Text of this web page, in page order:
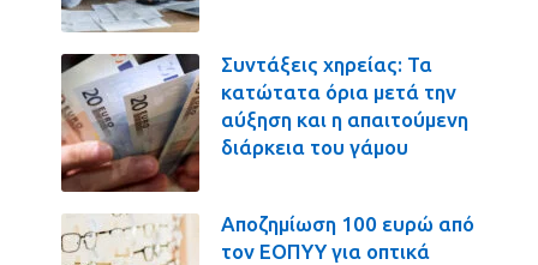
Συντάξεις χηρείας: Τα
κατώτατα όρια μετά την
αύξηση και η απαιτούμενη
διάρκεια του γάμου
Αποζημίωση 100 ευρώ από
τον ΕΟΠΥΥ για οπτικά